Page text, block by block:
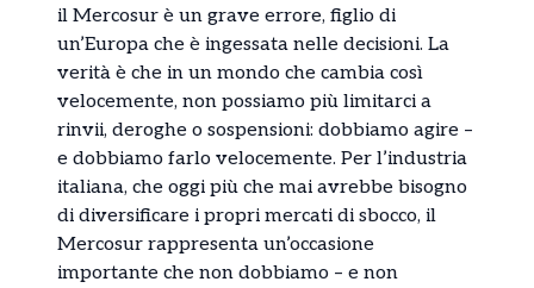
il Mercosur è un grave errore, figlio di
un’Europa che è ingessata nelle decisioni. La
verità è che in un mondo che cambia così
velocemente, non possiamo più limitarci a
rinvii, deroghe o sospensioni: dobbiamo agire –
e dobbiamo farlo velocemente. Per l’industria
italiana, che oggi più che mai avrebbe bisogno
di diversificare i propri mercati di sbocco, il
Mercosur rappresenta un’occasione
importante che non dobbiamo – e non